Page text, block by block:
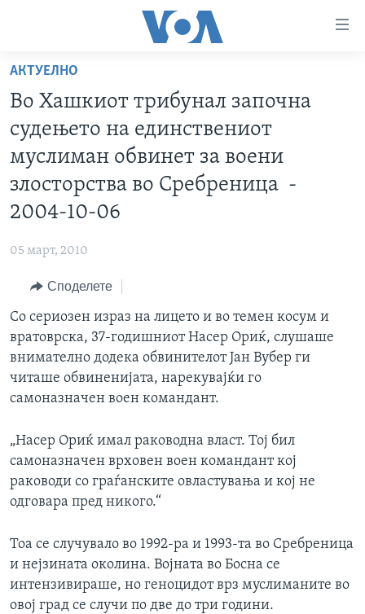
пристапност
Премини
на
главната
содржина
Премини
до
страната
навигација
СВЕТ
ЗДРАВЈЕ
НАУКА
УМЕТНОСТ И ЗАБАВА
ИНТЕРВЈУА
ФОТОГАЛЕРИИ
АРХИВИРАНА ПРОГРАМА
ИЗБОРИ ВО САД 2020 - АРХИВА
НАКУСО...
Јазици
АКТУЕЛНО
Во Хашкиот трибунал започна
судењето на единствениот
муслиман обвинет за воени
злосторства во Сребреница -
2004-10-06
05 март, 2010
Споделете
Со сериозен израз на лицето и во темен косум и
вратоврска, 37-годишниот Насер Ориќ, слушаше
внимателно додека обвинителот Јан Вубер ги
читаше обвиненијата, нарекувајќи го
самоназначен воен командант.
„Насер Ориќ имал раководна власт. Тој бил
самоназначен врховен воен командант кој
раководи со граѓанските овластувања и кој не
одговара пред никого.“
Тоа се случувало во 1992-ра и 1993-та во Сребреница
и нејзината околина. Војната во Босна се
интензивираше, но геноцидот врз муслиманите во
овој град се случи по две до три години.